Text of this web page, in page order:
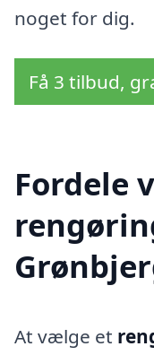
noget for dig.
Få 3 tilbud,
Fordele
At vælge et